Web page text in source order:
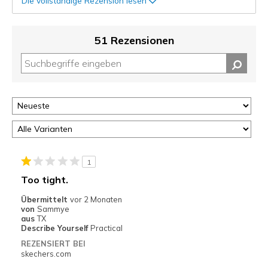
51 Rezensionen
1
Too tight.
Übermittelt vor 2 Monaten
von Sammye
aus TX
Describe Yourself Practical
REZENSIERT BEI
skechers.com